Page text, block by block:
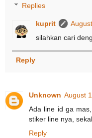
Replies
kuprit
silahkan cari
Reply
Unknown August
Ada line id ga
stiker line nya,
Reply